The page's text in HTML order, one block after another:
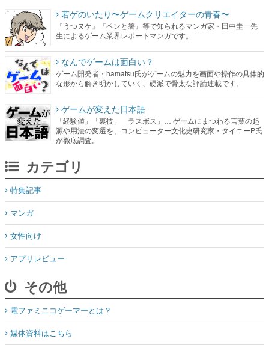
若ゲのいたり〜ゲームクリエイターの青春〜
『うつヌケ』『ペンと箸』等で知られるマンガ家・田中圭一先
生によるゲーム業界レポートマンガです。
なんでゲームは面白い？
ゲーム開発者・hamatsu氏がゲームの魅力を画面や操作の具体的
な形から解き明かしていく、硬派で骨太な評論連載です。
ゲームが変えた日本語
「経験値」「裏技」「ラスボス」… ゲームにまつわる言葉の起
源や用法の変遷を、コンピューター文化史研究家・タイニーP氏
が徹底調査。
カテゴリ
特集記事
マンガ
女性向け
アプリレビュー
その他
電ファミニコゲーマーとは？
媒体資料はこちら